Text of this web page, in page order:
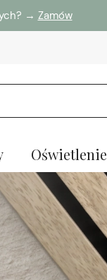
→ Zamów
Oświetlenie